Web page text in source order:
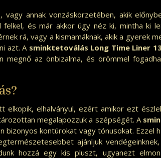
vagy annak vonzáskörzetében, akik
és már akkor úgy néz ki, mintha ki
rá, vagy a kismamáknak, akik a gyerek
azt. A sminktetoválás Long Time Liner
megnő az önbizalma, és örömmel
elkopik, elhalványul, ezért amikor ezt
megalapozzuk a szépségét. A
kontúrokat vagy tónusokat. Ezzel
ajánljuk
hozzá egy kis pluszt, ugyanezt